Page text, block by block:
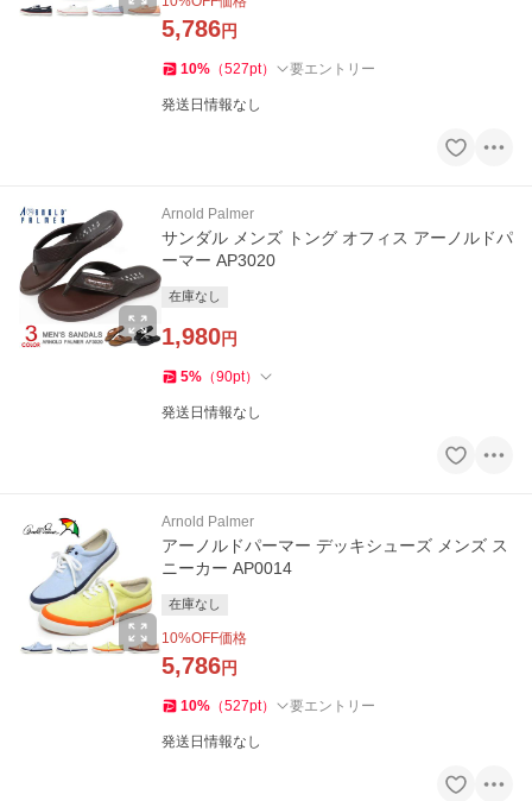
5,786円
10% （527pt） 要エントリー
発送日情報なし
Arnold Palmer
サンダル メンズ トング オフィス アーノルドパ
ーマー AP3020
在庫なし
1,980円
5% （90pt）
発送日情報なし
Arnold Palmer
アーノルドパーマー デッキシューズ メンズ ス
ニーカー AP0014
在庫なし
10%OFF価格
5,786円
10% （527pt） 要エントリー
発送日情報なし